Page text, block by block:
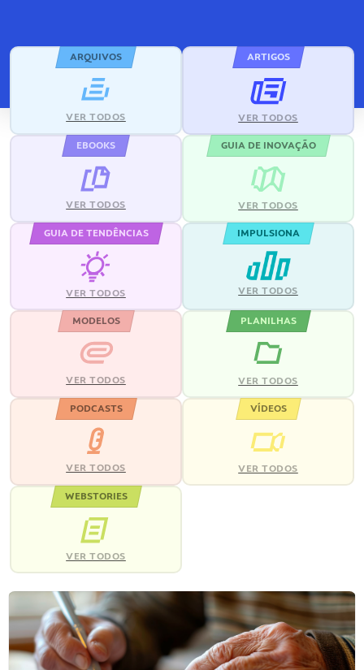
ARQUIVOS
VER TODOS
ARTIGOS
VER TODOS
EBOOKS
VER TODOS
GUIA DE INOVAÇÃO
VER TODOS
GUIA DE TENDÊNCIAS
VER TODOS
IMPULSIONA
VER TODOS
MODELOS
VER TODOS
PLANILHAS
VER TODOS
PODCASTS
VER TODOS
VÍDEOS
VER TODOS
WEBSTORIES
VER TODOS